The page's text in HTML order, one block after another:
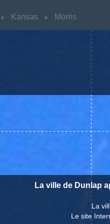
Kansas Morris
La ville de Dunlap
La
Le site
Kansas Morris